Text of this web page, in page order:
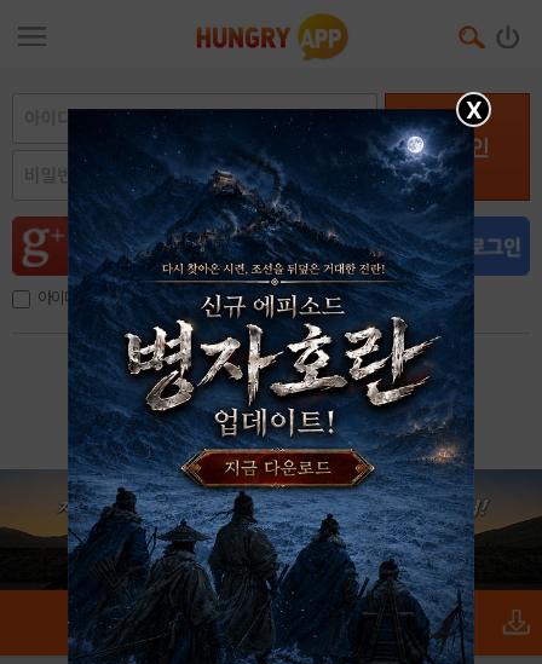
로그인
아이디, 이메일 저장
아이디 / 비밀번호 찾기 회원가입
X